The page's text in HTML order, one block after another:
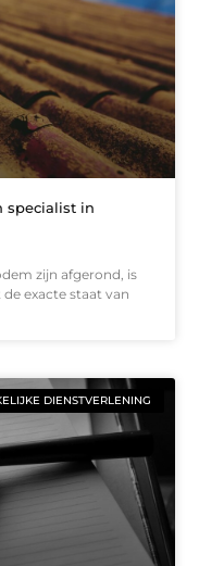
specialist in
zijn afgerond, is
exacte staat van
DIENSTVERLENING